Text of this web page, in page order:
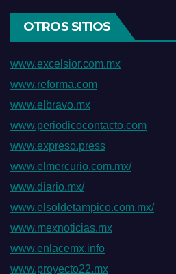
OTROS SITIOS
www.excelsior.com.mx
www.reforma.com
www.elbravo.mx
www.periodicocontacto.com
www.expreso.press
www.elmercurio.com.mx/
www.diario.mx/
www.elsoldetampico.com.mx/
www.mexnoticias.mx
www.enlacemx.info
www.proyecto22.mx